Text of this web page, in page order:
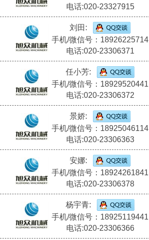
电话:020-23327915
刘田:
手机/微信号：18926225714
电话:020-23306371
任小芳:
手机/微信号：18929520441
电话:020-23306372
景娇:
手机/微信号：18925046114
电话:020-23306363
安娜:
手机/微信号：18924261841
电话:020-23306378
杨宇青:
手机/微信号：18925119441
电话:020-23306366